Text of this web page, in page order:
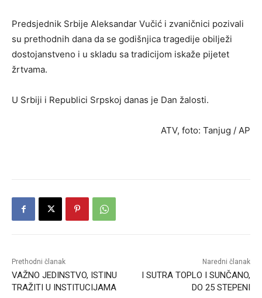
Predsjednik Srbije Aleksandar Vučić i zvaničnici pozivali
su prethodnih dana da se godišnjica tragedije obilježi
dostojanstveno i u skladu sa tradicijom iskaže pijetet
žrtvama.
U Srbiji i Republici Srpskoj danas je Dan žalosti.
ATV, foto: Tanjug / AP
Prethodni članak
VAŽNO JEDINSTVO, ISTINU
TRAŽITI U INSTITUCIJAMA
Naredni članak
I SUTRA TOPLO I SUNČANO,
DO 25 STEPENI